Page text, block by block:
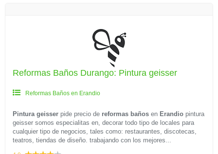
Reformas Baños Durango: Pintura geisser
Reformas Baños en Erandio
Pintura geisser pide precio de reformas baños en Erandio pintura
geisser somos especialitas en, decorar todo tipo de locales para
cualquier tipo de negocios, tales como: restaurantes, discotecas,
teatros, tiendas de diseño. trabajando con los mejores...